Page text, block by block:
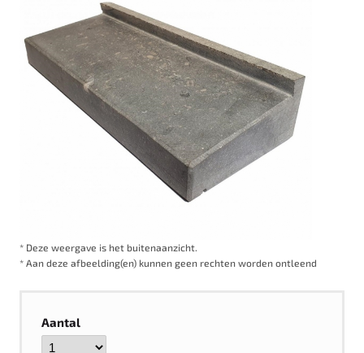
* Deze weergave is het buitenaanzicht.
* Aan deze afbeelding(en) kunnen geen rechten worden ontleend
Aantal